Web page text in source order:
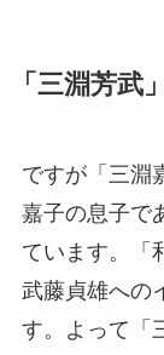
「三淵芳武
ですが「三淵
嘉子の息子で
ています。「
武藤貞雄への
す。よって「